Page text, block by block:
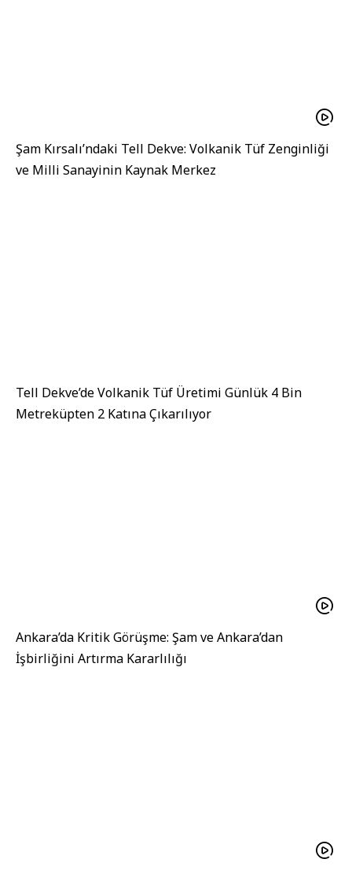
Şam Kırsalı’ndaki Tell Dekve: Volkanik Tüf Zenginliği
ve Milli Sanayinin Kaynak Merkez
Tell Dekve’de Volkanik Tüf Üretimi Günlük 4 Bin
Metreküpten 2 Katına Çıkarılıyor
Ankara’da Kritik Görüşme: Şam ve Ankara’dan
İşbirliğini Artırma Kararlılığı